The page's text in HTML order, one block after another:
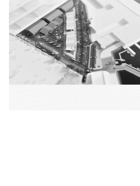
AMÉNAGEMENT
PORTUAIRE
La Rochelle